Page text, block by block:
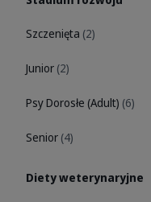
Szczenięta (2)
Junior (2)
Psy Dorosłe (Adult) (6)
Senior (4)
Diety weterynaryjne